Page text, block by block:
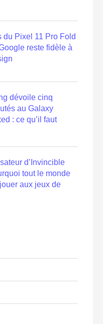
du Pixel 11 Pro Fold
reste fidèle à
dévoile cinq
au Galaxy
: ce qu’il faut
d’Invincible
tout le monde
aux jeux de